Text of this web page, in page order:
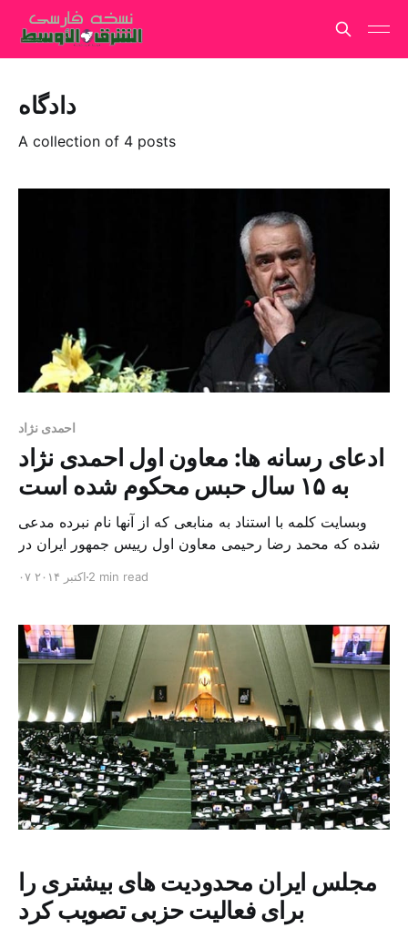
دادگاه
A collection of 4 posts
احمدی نژاد
ادعای رسانه ها: معاون اول احمدی نژاد
به ۱۵ سال حبس محکوم شده است
وبسایت کلمه با استناد به منابعی که از آنها نام نبرده مدعی
شده که محمد رضا رحیمی معاون اول رییس جمهور ایران در
از بیمه ایران و بعضی موارد دیگر، یک ماه پیش اعلام شده بود،
۰۷ اکتبر ۲۰۱۴ 2 min read
مجلس ایران محدودیت های بیشتری را
برای فعالیت حزبی تصویب کرد